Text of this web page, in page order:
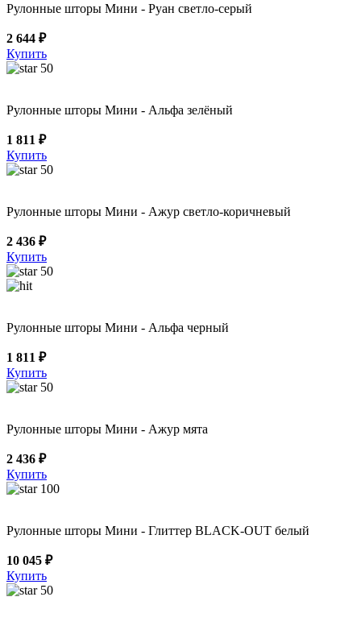
Рулонные шторы Мини - Руан светло-серый
2 644 ₽
Купить
50
Рулонные шторы Мини - Альфа зелёный
1 811 ₽
Купить
50
Рулонные шторы Мини - Ажур светло-коричневый
2 436 ₽
Купить
50
Рулонные шторы Мини - Альфа черный
1 811 ₽
Купить
50
Рулонные шторы Мини - Ажур мята
2 436 ₽
Купить
100
Рулонные шторы Мини - Глиттер BLACK-OUT белый
10 045 ₽
Купить
50